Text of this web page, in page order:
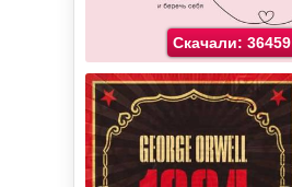
Скачали: 36459